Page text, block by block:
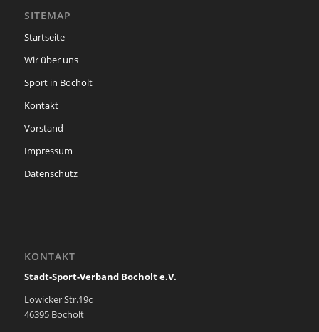
SITEMAP
Startseite
Wir über uns
Sport in Bocholt
Kontakt
Vorstand
Impressum
Datenschutz
KONTAKT
Stadt-Sport-Verband Bocholt e.V.
Lowicker Str.19c
46395 Bocholt